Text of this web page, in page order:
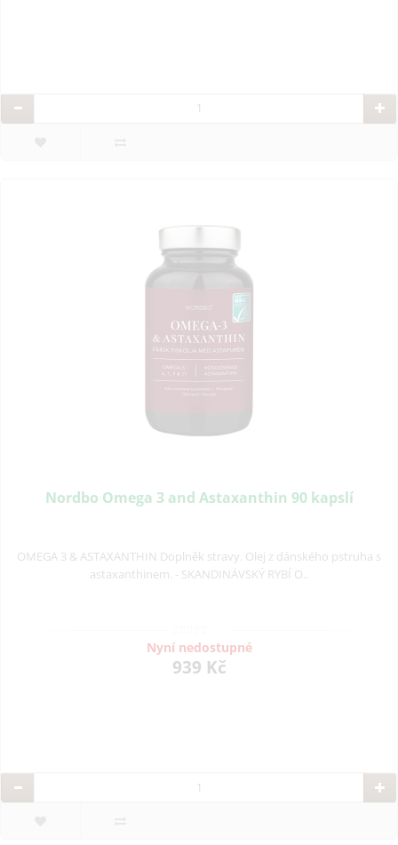
Nordbo Omega 3 and Astaxanthin 90 kapslí
OMEGA 3 & ASTAXANTHIN Doplněk stravy. Olej z dánského pstruha s
astaxanthinem. - SKANDINÁVSKÝ RYBÍ O..
Nyní nedostupné
939 Kč